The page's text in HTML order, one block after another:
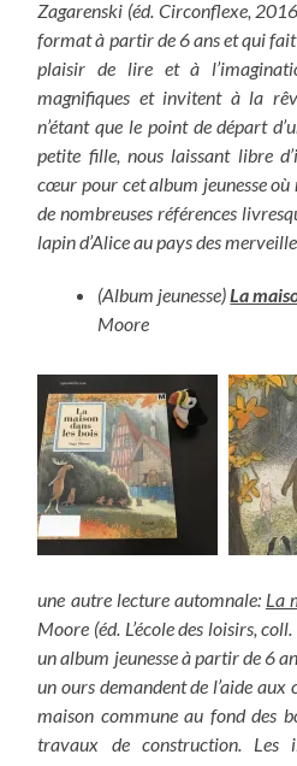
Zagarenski (éd. Circonflexe,
format à partir de 6 ans et qui fait
plaisir de lire et à
magnifiques et invitent à la
n’étant que le point de départ
petite fille, nous laissant libre
cœur pour cet album jeunesse
de nombreuses références
lapin d’Alice au pays des
(Album jeunesse) La
Moore
une autre lecture automnale: La
Moore (éd. L’école des loisirs,
un album jeunesse à partir de 6
un ours demandent de l’aide
maison commune au fond des
travaux de construction. Les